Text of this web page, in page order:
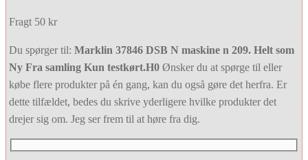
Fragt 50 kr
Du spørger til: Marklin 37846 DSB N maskine n 209. Helt som
Ny Fra samling Kun testkørt.H0 Ønsker du at spørge til eller
købe flere produkter på én gang, kan du også gøre det herfra. Er
dette tilfældet, bedes du skrive yderligere hvilke produkter det
drejer sig om. Jeg ser frem til at høre fra dig.